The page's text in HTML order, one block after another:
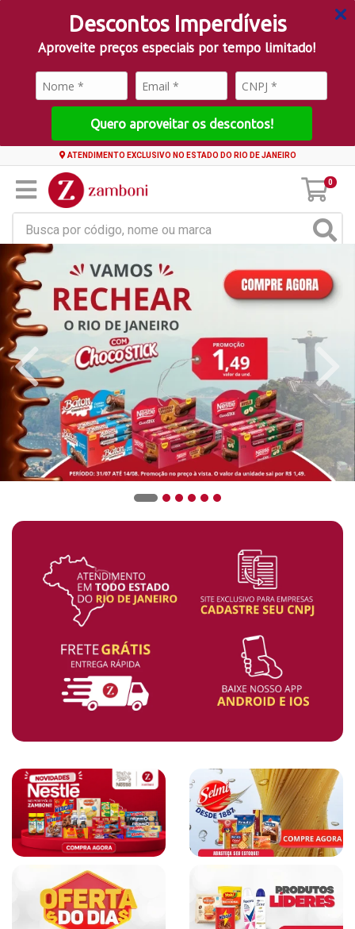
Descontos Imperdíveis
Aproveite preços especiais por tempo limitado!
Quero aproveitar os descontos!
ATENDIMENTO EXCLUSIVO NO ESTADO DO RIO DE JANEIRO
0